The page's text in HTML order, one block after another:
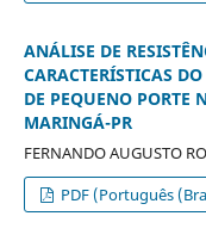
ANÁLISE DE
CARACTERÍSTICAS
DE PEQUENO PORTE
MARINGÁ-PR
FERNANDO AUGUSTO
PDF (Português